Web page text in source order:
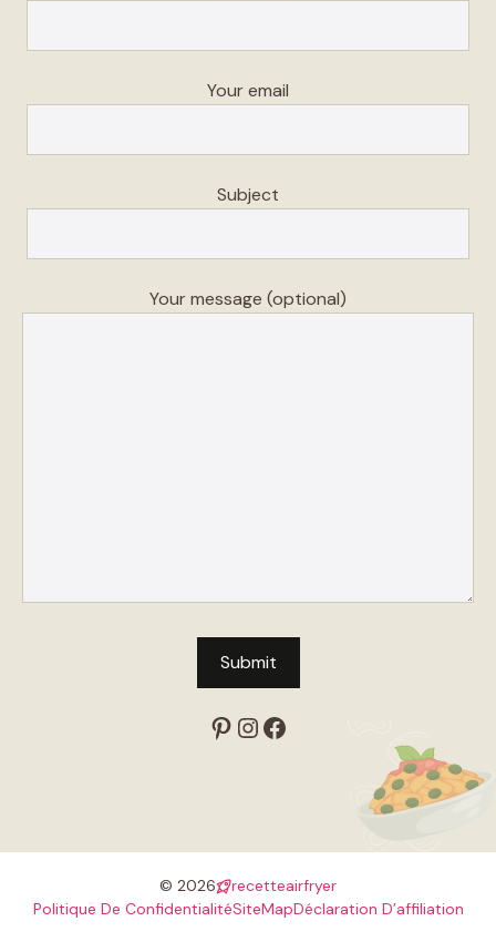
Your email
Subject
Your message (optional)
Pinterest
Instagram
Facebook
© 2026
recetteairfryer
Politique De ConfidentialitéSiteMapDéclaration D’affiliation